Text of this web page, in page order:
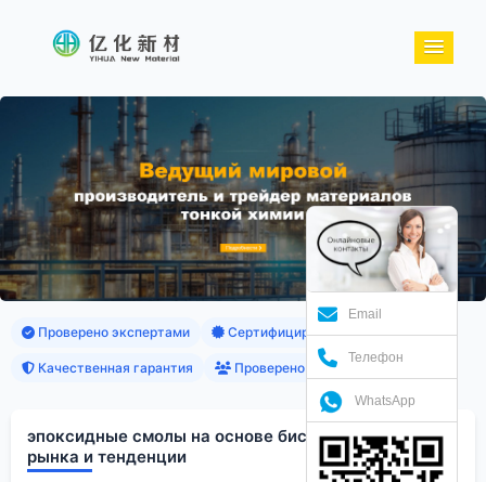
Проверено экспертами Сертифицированные продукты
Качественная гарантия Проверено клиентами
эпоксидные смолы на основе бисфенола A: обзор
рынка и тенденции
Email
Телефон
WhatsApp